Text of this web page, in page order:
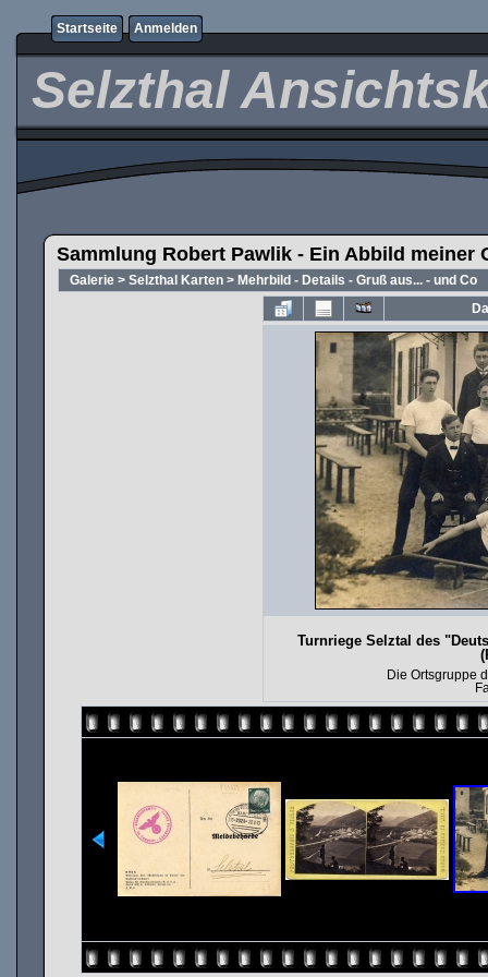
Startseite Anmelden
Selzthal
Sammlung Robert Pawlik - Ein Abbild meiner
Galerie > Selzthal Karten > Mehrbild - Details - Gruß aus... - und Co
Turnriege Selztal des
Die Ortsgruppe